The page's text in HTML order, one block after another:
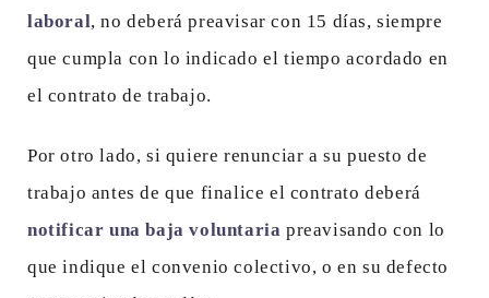
laboral, no deberá preavisar con 15 días, siempre
que cumpla con lo indicado el tiempo acordado en
el contrato de trabajo.
Por otro lado, si quiere renunciar a su puesto de
trabajo antes de que finalice el contrato deberá
notificar una baja voluntaria preavisando con lo
que indique el convenio colectivo, o en su defecto